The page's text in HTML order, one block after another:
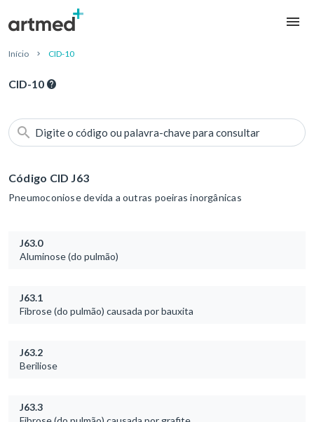
Início CID-10
CID-10
Digite o código ou palavra-chave para consultar
Código CID J63
Pneumoconiose devida a outras poeiras inorgânicas
J63.0
Aluminose (do pulmão)
J63.1
Fibrose (do pulmão) causada por bauxita
J63.2
Beriliose
J63.3